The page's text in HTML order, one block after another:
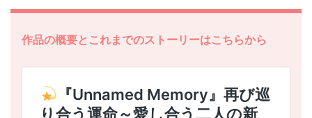
作品の概要とこれまでのストーリーはこちらから